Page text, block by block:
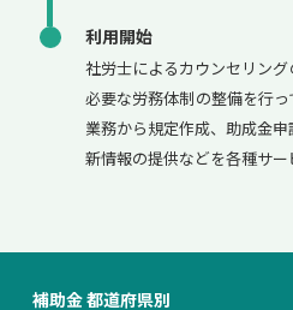
利用開始
社労士によるカウンセリン
必要な労務体制の整備を行
業務から規定作成、助成金
新情報の提供などを各種サー
補助金 都道府県別